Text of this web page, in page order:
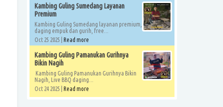
Kambing Guling Sumedang Layanan
Premium
Kambing Guling Sumedang layanan premium,
daging empuk dan gurih, free...
Oct 25 2025 | Read more
Kambing Guling Pamanukan Gurihnya
Bikin Nagih
Kambing Guling Pamanukan Gurihnya Bikin
Nagih, Live BBQ daging...
Oct 24 2025 | Read more